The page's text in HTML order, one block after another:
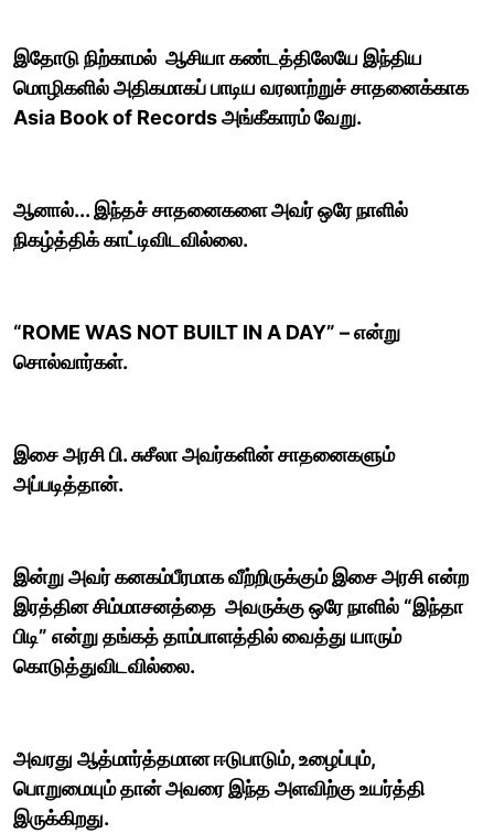
இதோடு நிற்காமல் ஆசியா கண்டத்திலேயே இந்திய
மொழிகளில் அதிகமாகப் பாடிய வரலாற்றுச் சாதனைக்காக
Asia Book of Records அங்கீகாரம் வேறு.
ஆனால்... இந்தச் சாதனைகளை அவர் ஒரே நாளில்
நிகழ்த்திக் காட்டிவிடவில்லை.
“ROME WAS NOT BUILT IN A DAY” – என்று
சொல்வார்கள்.
இசை அரசி பி. சுசீலா அவர்களின் சாதனைகளும்
அப்படித்தான்.
இன்று அவர் கனகம்பீரமாக வீற்றிருக்கும் இசை அரசி என்ற
இரத்தின சிம்மாசனத்தை அவருக்கு ஒரே நாளில் “இந்தா
பிடி” என்று தங்கத் தாம்பாளத்தில் வைத்து யாரும்
கொடுத்துவிடவில்லை.
அவரது ஆத்மார்த்தமான ஈடுபாடும், உழைப்பும்,
பொறுமையும் தான் அவரை இந்த அளவிற்கு உயர்த்தி
இருக்கிறது.